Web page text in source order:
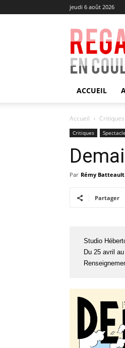
jeudi 6 août 2026
ACCUEIL
Accueil Critiques
Critiques
Par Rémy Batteault
Partager
Studio
Du 25 avril